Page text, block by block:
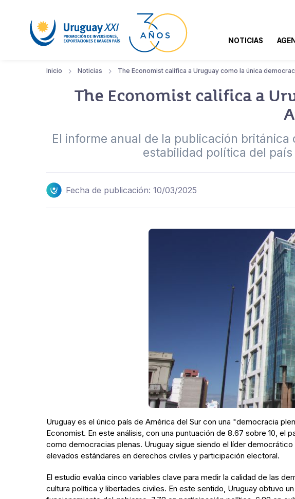
NOTICIAS
Inicio Noticias The Economist califica a Uruguay como la única
The Economist califica a
El informe anual de la publicación
estabilidad política del
Fecha de publicación: 10/03/2025
Uruguay es el único país de América del Sur con una "democracia
Economist. En este análisis, con una puntuación de 8.67 sobre 10, el
como democracias plenas. Uruguay sigue siendo el líder
elevados estándares en derechos civiles y participación electoral.
El estudio evalúa cinco variables clave para medir la calidad de las
cultura política y libertades civiles. En este sentido, Uruguay obtuvo